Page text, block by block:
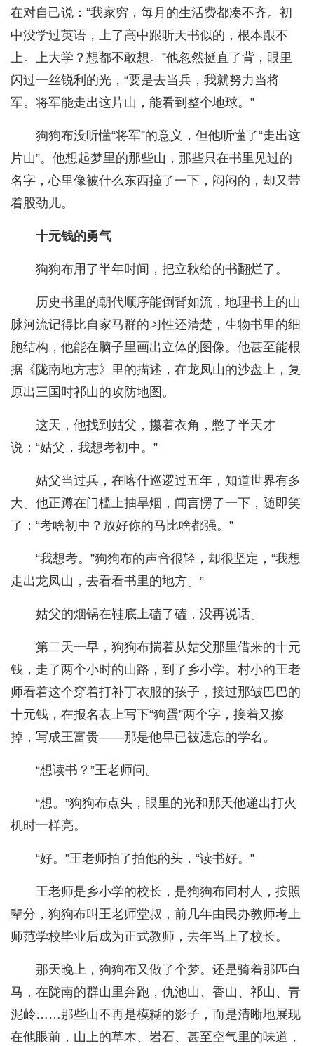
在对自己说：“我家穷，每月的生活费都凑不齐。初
中没学过英语，上了高中跟听天书似的，根本跟不
上。上大学？想都不敢想。”他忽然挺直了背，眼里
闪过一丝锐利的光，“要是去当兵，我就努力当将
军。将军能走出这片山，能看到整个地球。”
狗狗布没听懂“将军”的意义，但他听懂了“走出这
片山”。他想起梦里的那些山，那些只在书里见过的
名字，心里像被什么东西撞了一下，闷闷的，却又带
着股劲儿。
十元钱的勇气
狗狗布用了半年时间，把立秋给的书翻烂了。
历史书里的朝代顺序能倒背如流，地理书上的山
脉河流记得比自家马群的习性还清楚，生物书里的细
胞结构，他能在脑子里画出立体的图像。他甚至能根
据《陇南地方志》里的描述，在龙凤山的沙盘上，复
原出三国时祁山的攻防地图。
这天，他找到姑父，攥着衣角，憋了半天才
说：“姑父，我想考初中。”
姑父当过兵，在喀什巡逻过五年，知道世界有多
大。他正蹲在门槛上抽旱烟，闻言愣了一下，随即笑
了：“考啥初中？放好你的马比啥都强。”
“我想考。”狗狗布的声音很轻，却很坚定，“我想
走出龙凤山，去看看书里的地方。”
姑父的烟锅在鞋底上磕了磕，没再说话。
第二天一早，狗狗布揣着从姑父那里借来的十元
钱，走了两个小时的山路，到了乡小学。村小的王老
师看着这个穿着打补丁衣服的孩子，接过那皱巴巴的
十元钱，在报名表上写下“狗蛋”两个字，接着又擦
掉，写成王富贵——那是他早已被遗忘的学名。
“想读书？”王老师问。
“想。”狗狗布点头，眼里的光和那天他递出打火
机时一样亮。
“好。”王老师拍了拍他的头，“读书好。”
王老师是乡小学的校长，是狗狗布同村人，按照
辈分，狗狗布叫王老师堂叔，前几年由民办教师考上
师范学校毕业后成为正式教师，去年当上了校长。
那天晚上，狗狗布又做了个梦。还是骑着那匹白
马，在陇南的群山里奔跑，仇池山、香山、祁山、青
泥岭……那些山不再是模糊的影子，而是清晰地展现
在他眼前，山上的草木、岩石、甚至空气里的味道，